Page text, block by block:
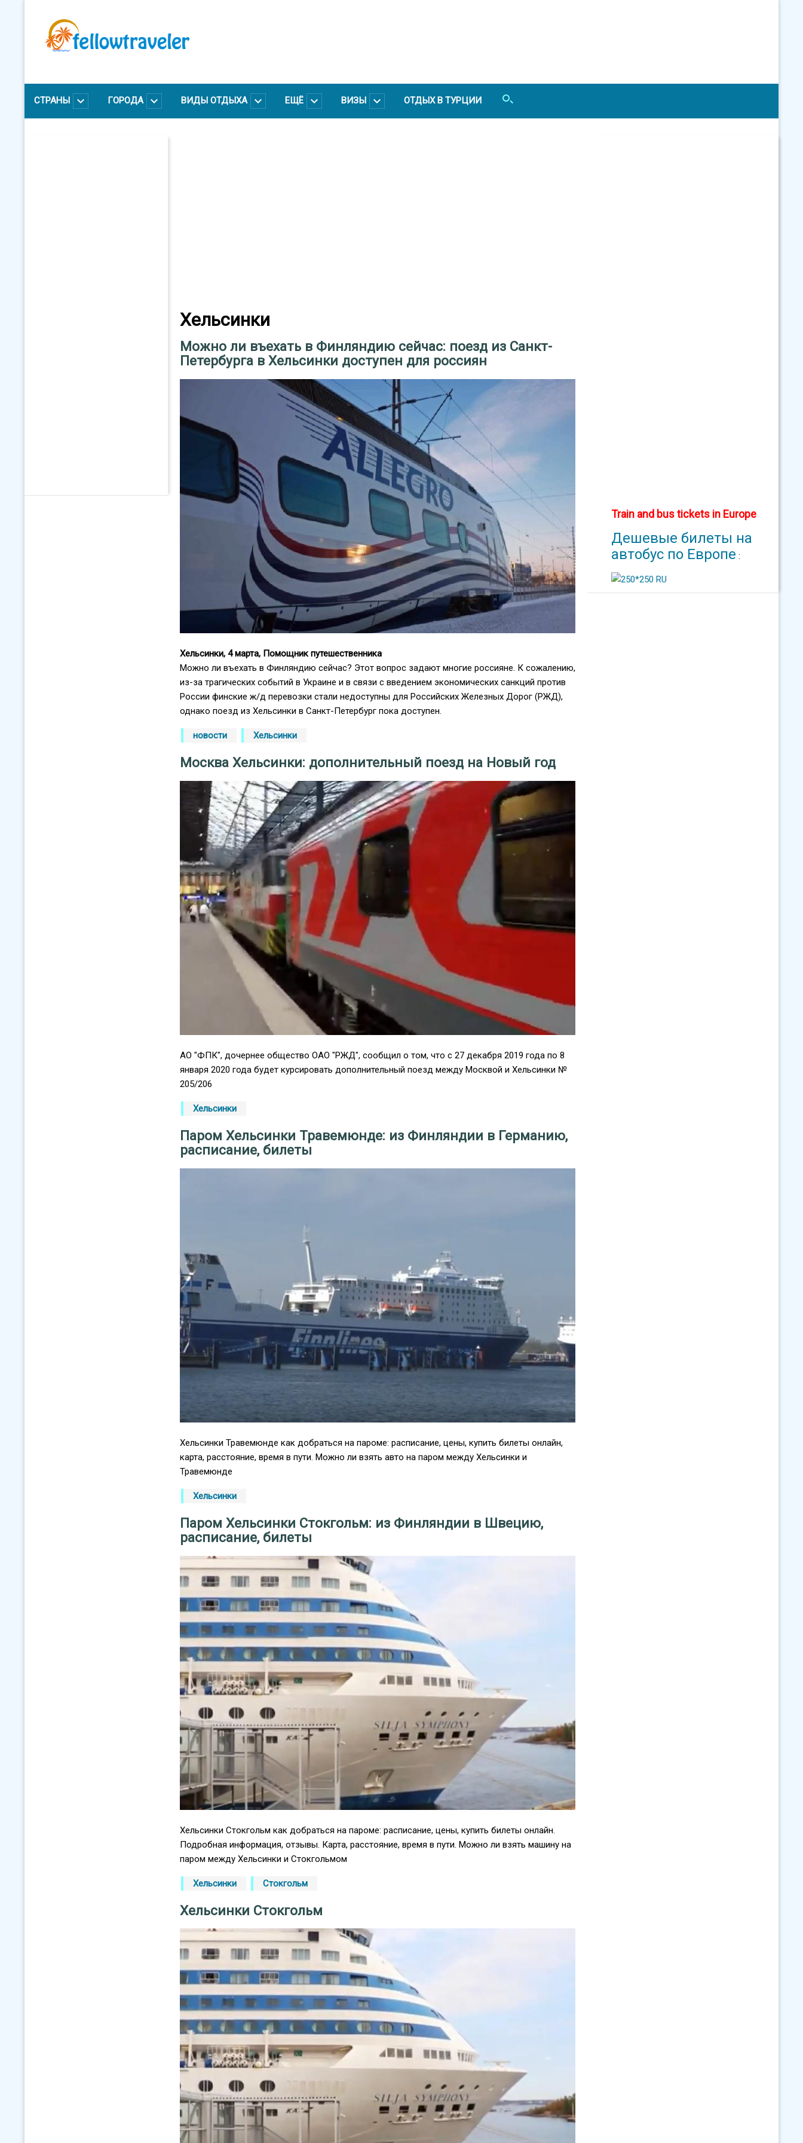
содержанию
СТРАНЫ ГОРОДА ВИДЫ ОТДЫХА ЕЩЁ ВИЗЫ ОТДЫХ В ТУРЦИИ
Хельсинки
Можно ли въехать в Финляндию сейчас: поезд из Санкт-
Петербурга в Хельсинки доступен для россиян
Хельсинки, 4 марта, Помощник путешественника
Можно ли въехать в Финляндию сейчас? Этот вопрос задают многие россияне. К сожалению,
из-за трагических событий в Украине и в связи с введением экономических санкций против
России финские ж/д перевозки стали недоступны для Российских Железных Дорог (РЖД),
однако поезд из Хельсинки в Санкт-Петербург пока доступен.
новости Хельсинки
Москва Хельсинки: дополнительный поезд на Новый год
АО "ФПК", дочернее общество ОАО "РЖД", сообщил о том, что с 27 декабря 2019 года по 8
января 2020 года будет курсировать дополнительный поезд между Москвой и Хельсинки №
205/206
Хельсинки
Паром Хельсинки Травемюнде: из Финляндии в Германию,
расписание, билеты
Хельсинки Травемюнде как добраться на пароме: расписание, цены, купить билеты онлайн,
карта, расстояние, время в пути. Можно ли взять авто на паром между Хельсинки и
Травемюнде
Хельсинки
Паром Хельсинки Стокгольм: из Финляндии в Швецию,
расписание, билеты
Хельсинки Стокгольм как добраться на пароме: расписание, цены, купить билеты онлайн.
Подробная информация, отзывы. Карта, расстояние, время в пути. Можно ли взять машину на
паром между Хельсинки и Стокгольмом
Хельсинки Стокгольм
Хельсинки Стокгольм
Train and bus tickets in Europe
Дешевые билеты на
автобус по Европе :